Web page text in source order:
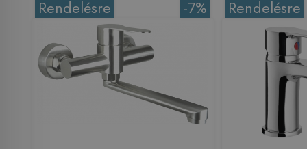
-7%
Rendelésre Rendelésre